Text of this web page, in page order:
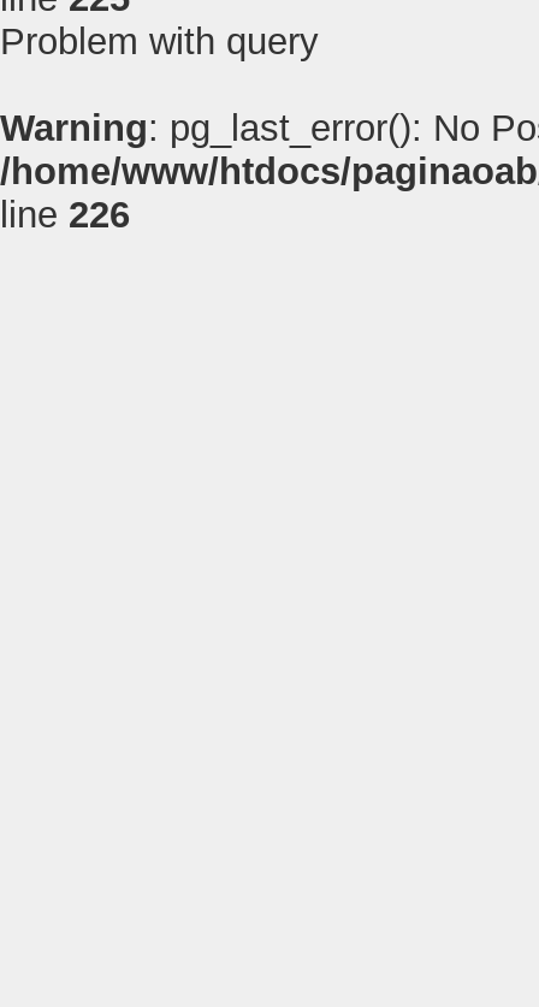
Problem with query
Warning: pg_last_error(): No
/home/www/htdocs/
line 226